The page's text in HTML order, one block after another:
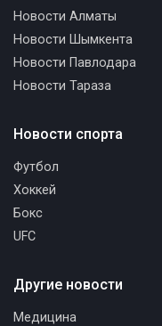
Новости Алматы
Новости Шымкента
Новости Павлодара
Новости Тараза
Новости спорта
Футбол
Хоккей
Бокс
UFC
Другие новости
Медицина